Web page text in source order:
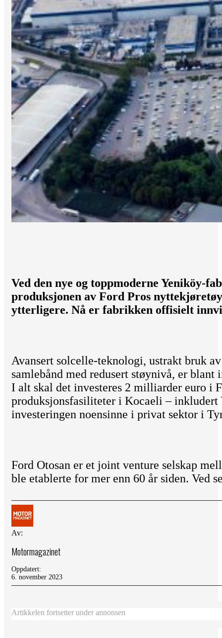
Ved den nye og toppmoderne Yeniköy-
produksjonen av Ford Pros
ytterligere. Nå er fabrikken offisielt
Avansert solcelle-teknologi, ustrakt bruk
samlebånd med redusert støynivå, er blant
I alt skal det investeres 2 milliarder euro i
produksjonsfasiliteter i Kocaeli – inkludert
investeringen noensinne i privat sektor i
Ford Otosan er et joint venture selskap
ble etablerte for mer enn 60 år siden. Ved
Av:
Motormagazinet
Oppdatert:
6. november 2023
Artikkelen fortsetter under annonsen